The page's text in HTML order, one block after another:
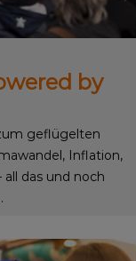
by
geflügelten
Inflation,
das und noch